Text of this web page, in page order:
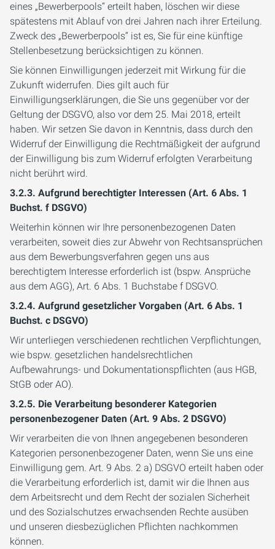
eines „Bewerberpools“ erteilt haben, löschen wir diese
spätestens mit Ablauf von drei Jahren nach ihrer Erteilung.
Zweck des „Bewerberpools“ ist es, Sie für eine künftige
Stellenbesetzung berücksichtigen zu können.
Sie können Einwilligungen jederzeit mit Wirkung für die
Zukunft widerrufen. Dies gilt auch für
Einwilligungserklärungen, die Sie uns gegenüber vor der
Geltung der DSGVO, also vor dem 25. Mai 2018, erteilt
haben. Wir setzen Sie davon in Kenntnis, dass durch den
Widerruf der Einwilligung die Rechtmäßigkeit der aufgrund
der Einwilligung bis zum Widerruf erfolgten Verarbeitung
nicht berührt wird.
3.2.3. Aufgrund berechtigter Interessen (Art. 6 Abs. 1
Buchst. f DSGVO)
Weiterhin können wir Ihre personenbezogenen Daten
verarbeiten, soweit dies zur Abwehr von Rechtsansprüchen
aus dem Bewerbungsverfahren gegen uns aus
berechtigtem Interesse erforderlich ist (bspw. Ansprüche
aus dem AGG), Art. 6 Abs. 1 Buchstabe f DSGVO.
3.2.4. Aufgrund gesetzlicher Vorgaben (Art. 6 Abs. 1
Buchst. c DSGVO)
Wir unterliegen verschiedenen rechtlichen Verpflichtungen,
wie bspw. gesetzlichen handelsrechtlichen
Aufbewahrungs- und Dokumentationspflichten (aus HGB,
StGB oder AO).
3.2.5. Die Verarbeitung besonderer Kategorien
personenbezogener Daten (Art. 9 Abs. 2 DSGVO)
Wir verarbeiten die von Ihnen angegebenen besonderen
Kategorien personenbezogener Daten, wenn Sie uns eine
Einwilligung gem. Art. 9 Abs. 2 a) DSGVO erteilt haben oder
die Verarbeitung erforderlich ist, damit wir die Ihnen aus
dem Arbeitsrecht und dem Recht der sozialen Sicherheit
und des Sozialschutzes erwachsenden Rechte ausüben
und unseren diesbezüglichen Pflichten nachkommen
können.